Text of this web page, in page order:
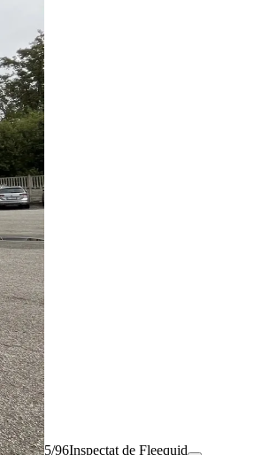
5/96Inspectat de Fleequid